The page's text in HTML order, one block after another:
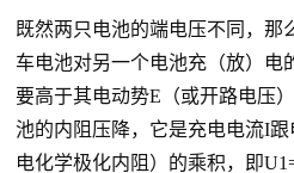
既然两只电池的端电压不同，
车电池对另一个电池充（放）电
要高于其电动势E（或开路电压
池的内阻压降，它是充电电流I
电化学极化内阻）的乘积，即